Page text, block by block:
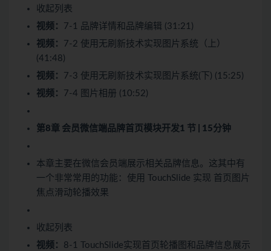
收起列表
视频：
7-1 品牌详情和品牌编辑 (31:21)
视频：
7-2 使用无刷新技术实现图片系统（上）
(41:48)
视频：
7-3 使用无刷新技术实现图片系统(下) (15:25)
视频：
7-4 图片相册 (10:52)
第8章 会员微信端品牌首页模块开发1 节 | 15分钟
本章主要在微信会员端展示相关品牌信息。这其中有
一个非常常用的功能：使用 TouchSlide 实现 首页图片
焦点滑动轮播效果
收起列表
视频： 8-1 TouchSlide实现首页轮播图和品牌信息展示